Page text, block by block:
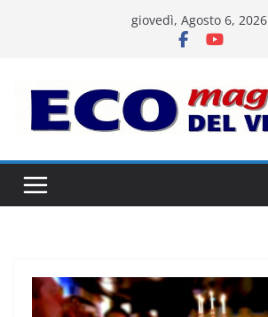
giovedì, Agosto 6, 2026